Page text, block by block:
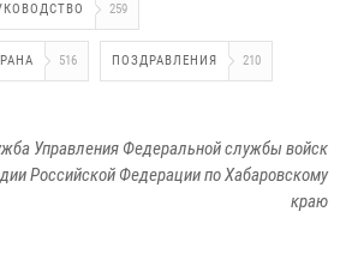
259
516 ПОЗДРАВЛЕНИЯ 210
Управления Федеральной службы войск
Российской Федерации по Хабаровскому
краю